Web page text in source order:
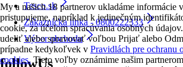
My a našich 18 partnerov ukladáme informácie
pristupujeme, napríklad k jedinečným
cookie, za účelom spracúvania osobných
udeliť alebo spravovať voľbou Prijať alebo
prípadne kedykoľvek v Pravidlách pre ochranu
cookies. Tieto voľby oznámime našim
Tesco.sk
Zákaznícka linka - 0800222333
Výber obchodu
followUs